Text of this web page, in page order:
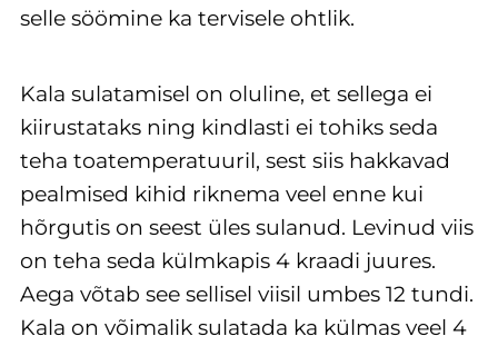
selle söömine ka tervisele ohtlik.
Kala sulatamisel on oluline, et sellega ei
kiirustataks ning kindlasti ei tohiks seda
teha toatemperatuuril, sest siis hakkavad
pealmised kihid riknema veel enne kui
hõrgutis on seest üles sulanud. Levinud viis
on teha seda külmkapis 4 kraadi juures.
Aega võtab see sellisel viisil umbes 12 tundi.
Kala on võimalik sulatada ka külmas veel 4